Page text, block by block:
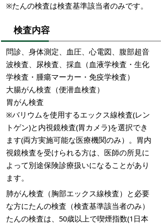
※たんの検査は検査基準該当者のみです。
検査内容
問診、身体測定、血圧、心電図、腹部超音
波検査、尿検査、採血（血液学検査・生化
学検査・腫瘍マーカー・免疫学検査）
大腸がん検査（便潜血検査）
胃がん検査
※バリウムを使用するエックス線検査(レン
トゲン)と内視鏡検査(胃カメラ)を選択でき
ます(両方実施可能な医療機関のみ）。胃内
視鏡検査を受けられる方は、医師の所見に
よって別途保険診療扱いになることがあり
ます。
肺がん検査（胸部エックス線検査）と必要
な方にたんの検査（検査基準該当者のみ）
たんの検査は、50歳以上で喫煙指数(1日本